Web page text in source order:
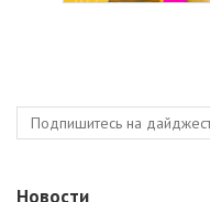
Новости